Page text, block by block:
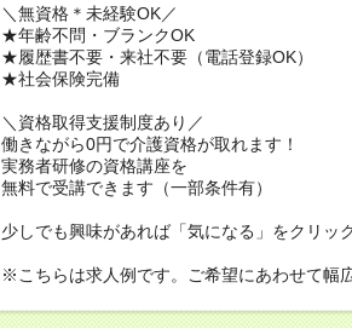
＼無資格＊未経験OK／
★年齢不問・ブランクOK
★履歴書不要・来社不要（電話登録OK）
★社会保険完備
＼資格取得支援制度あり／
働きながら0円で介護資格が取れます！
実務者研修の資格講座を
無料で受講できます（一部条件有）
少しでも興味があれば「気になる」をクリッ
※こちらは求人例です。ご希望にあわせて幅